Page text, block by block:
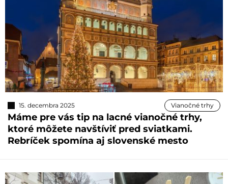
15. decembra 2025 Vianočné trhy
Máme pre vás tip na lacné vianočné trhy,
ktoré môžete navštíviť pred sviatkami.
Rebríček spomína aj slovenské mesto